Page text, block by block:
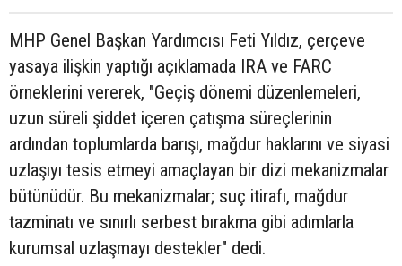
MHP Genel Başkan Yardımcısı Feti Yıldız, çerçeve
yasaya ilişkin yaptığı açıklamada IRA ve FARC
örneklerini vererek, "Geçiş dönemi düzenlemeleri,
uzun süreli şiddet içeren çatışma süreçlerinin
ardından toplumlarda barışı, mağdur haklarını ve siyasi
uzlaşıyı tesis etmeyi amaçlayan bir dizi mekanizmalar
bütünüdür. Bu mekanizmalar; suç itirafı, mağdur
tazminatı ve sınırlı serbest bırakma gibi adımlarla
kurumsal uzlaşmayı destekler" dedi.